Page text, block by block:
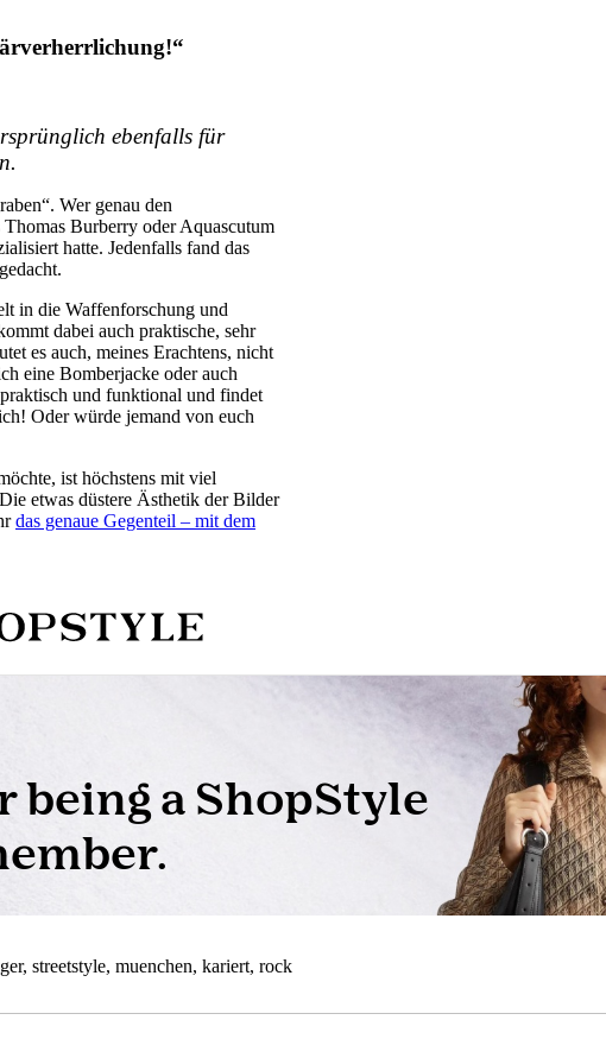
ebenfalls für
Wer genau den
Burberry oder Aquascutum
hatte. Jedenfalls fand das
in die Waffenforschung und
dabei auch praktische, sehr
es auch, meines Erachtens, nicht
eine Bomberjacke oder auch
und funktional und findet
Oder würde jemand von euch
ist höchstens mit viel
etwas düstere Ästhetik der Bilder
das genaue Gegenteil – mit dem